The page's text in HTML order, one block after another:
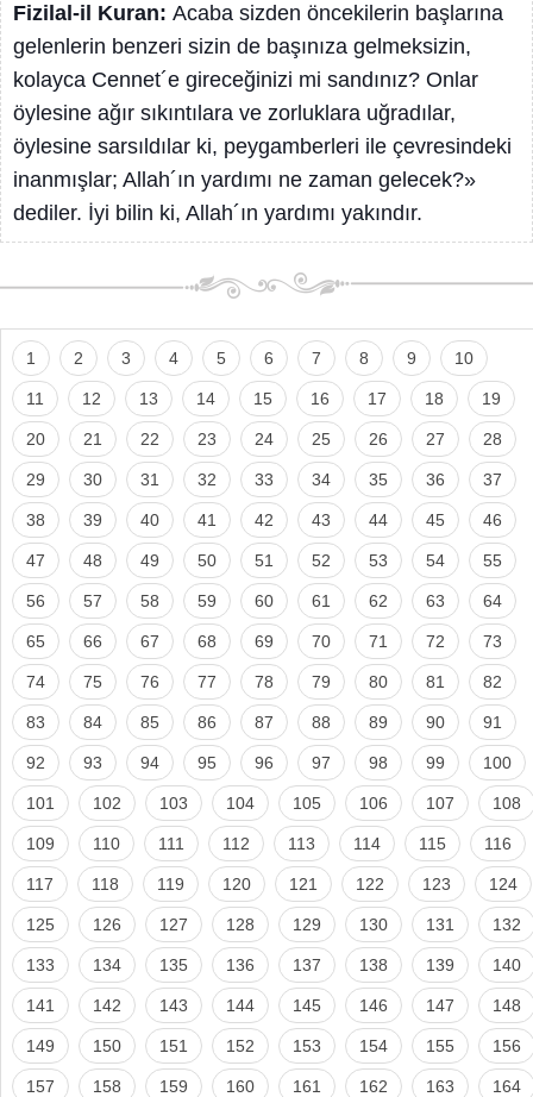
Fizilal-il Kuran: Acaba sizden öncekilerin başlarına
gelenlerin benzeri sizin de başınıza gelmeksizin,
kolayca Cennet´e gireceğinizi mi sandınız? Onlar
öylesine ağır sıkıntılara ve zorluklara uğradılar,
öylesine sarsıldılar ki, peygamberleri ile çevresindeki
inanmışlar; Allah´ın yardımı ne zaman gelecek?»
dediler. İyi bilin ki, Allah´ın yardımı yakındır.
1 2 3 4 5 6 7 8 9 10
11 12 13 14 15 16 17 18 19
20 21 22 23 24 25 26 27 28
29 30 31 32 33 34 35 36 37
38 39 40 41 42 43 44 45 46
47 48 49 50 51 52 53 54 55
56 57 58 59 60 61 62 63 64
65 66 67 68 69 70 71 72 73
74 75 76 77 78 79 80 81 82
83 84 85 86 87 88 89 90 91
92 93 94 95 96 97 98 99 100
101 102 103 104 105 106 107 108
109 110 111 112 113 114 115 116
117 118 119 120 121 122 123 124
125 126 127 128 129 130 131 132
133 134 135 136 137 138 139 140
141 142 143 144 145 146 147 148
149 150 151 152 153 154 155 156
157 158 159 160 161 162 163 164